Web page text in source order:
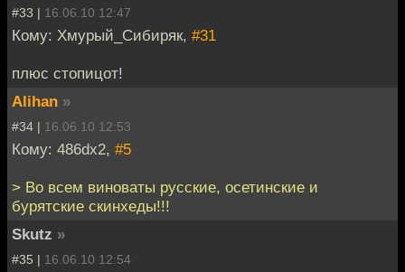
#33 | 16.06.10 12:47
Кому: Хмурый_Сибиряк, #31
плюс стопицот!
Alihan »
#34 | 16.06.10 12:53
Кому: 486dx2, #5
> Во всем виноваты русские, осетинские и
бурятские скинхеды!!!
Skutz »
#35 | 16.06.10 12:54